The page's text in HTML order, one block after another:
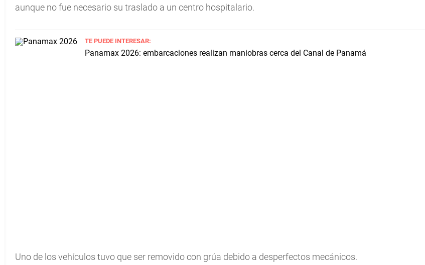
aunque no fue necesario su traslado a un centro hospitalario.
TE PUEDE INTERESAR:
Panamax 2026: embarcaciones realizan maniobras cerca del Canal de Panamá
Uno de los vehículos tuvo que ser removido con grúa debido a desperfectos mecánicos.